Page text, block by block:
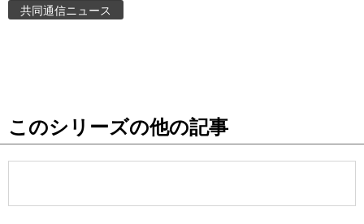
お知らせ
共同通信ニュース
このシリーズの他の記事